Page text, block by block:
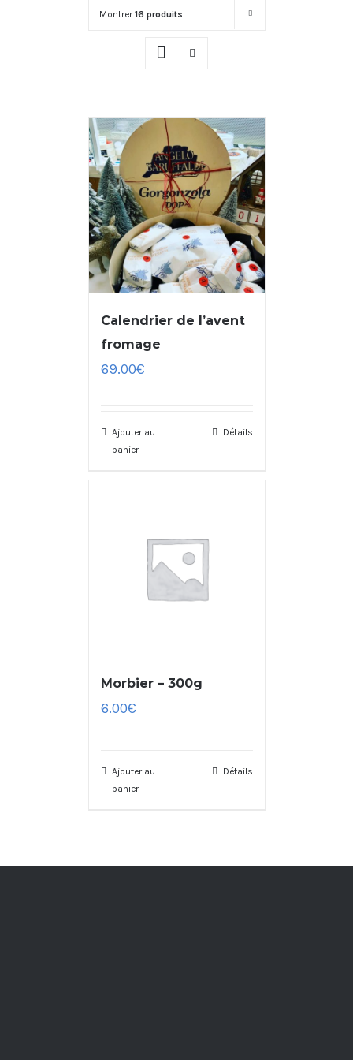
Montrer16 produits
Calendrier de l’avent
fromage
69.00€
Ajouter au
panier
Détails
Morbier – 300g
6.00€
Ajouter au
panier
Détails